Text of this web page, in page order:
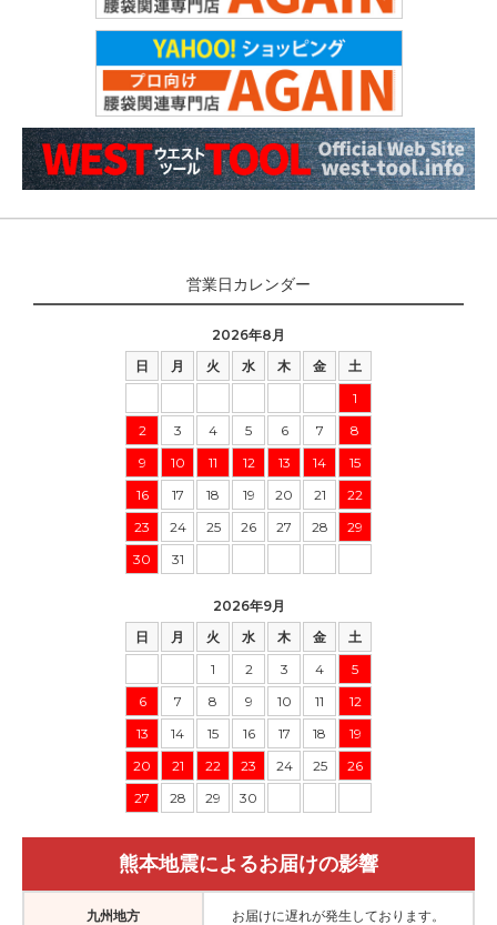
営業日カレンダー
2026年8月
日
月 火 水 木 金
土
1
2
3 4 5 6 7
8
9
10 11 12 13 14
15
16
17 18 19 20 21
22
23
24 25 26 27 28
29
30
31
2026年9月
日
月 火 水 木 金
土
1
2 3 4
5
6
7 8 9 10 11
12
13
14 15 16 17 18
19
20
21 22 23 24 25
26
27
28 29 30
熊本地震によるお届けの影響
九州地方 お届けに遅れが発生しております。